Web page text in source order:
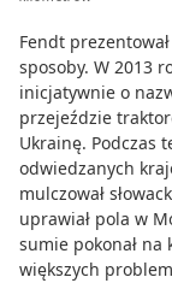
Fendt
sposoby. W 2013
inicjatywnie o
przejeździe
Ukrainę. Podczas
odwiedzanych
mulczował
uprawiał pola w
sumie pokonał na
większych